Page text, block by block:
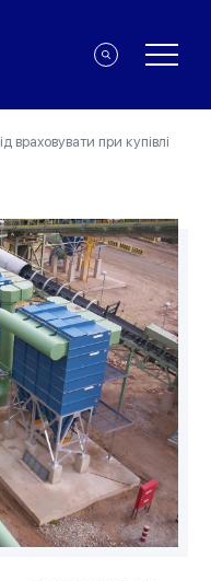
враховувати при купівлі